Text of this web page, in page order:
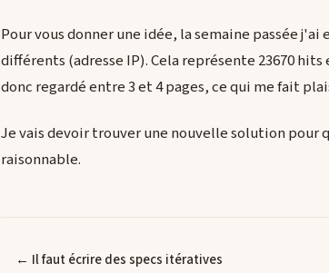
Pour vous donner une idée, la semaine passée
différents (adresse IP). Cela représente 23670
donc regardé entre 3 et 4 pages, ce qui me fait
Je vais devoir trouver une nouvelle solution
raisonnable.
← Il faut écrire des specs itératives